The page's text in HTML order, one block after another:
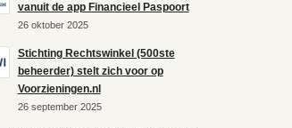
vanuit de app Financieel Paspoort
26 oktober 2025
Stichting Rechtswinkel (500ste
beheerder) stelt zich voor op
Voorzieningen.nl
26 september 2025